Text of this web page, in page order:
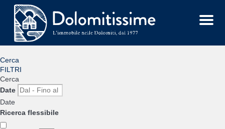
Menu
Cerca
FILTRI
Cerca
Date
Date
Ricerca flessibile